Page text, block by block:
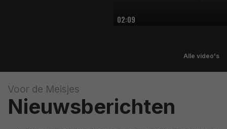
02:09
Alle video's
Voor de Meisjes
Nieuwsberichten